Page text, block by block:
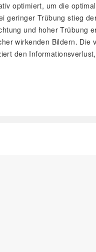
optimiert, um die
Trübung stieg
und hoher Trübung
wirkenden Bildern. Die
den